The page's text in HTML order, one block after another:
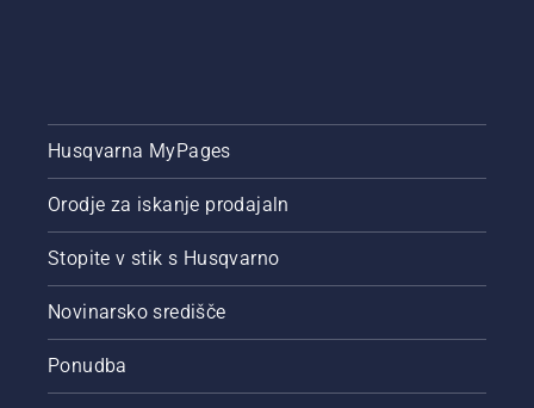
Husqvarna MyPages
Orodje za iskanje prodajaln
Stopite v stik s Husqvarno
Novinarsko središče
Ponudba